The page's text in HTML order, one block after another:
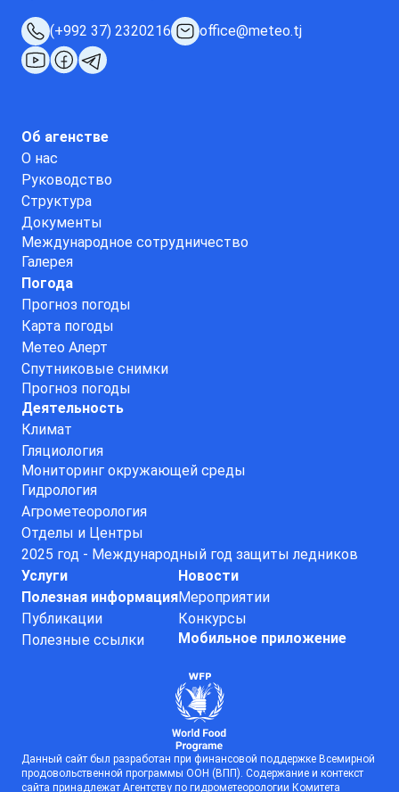
(+992 37) 2320216 office@meteo.tj
Об агенстве
О нас
Руководство
Структура
Документы
Международное сотрудничество
Галерея
Погода
Прогноз погоды
Карта погоды
Метео Алерт
Спутниковые снимки
Прогноз погоды
Деятельность
Климат
Гляциология
Мониторинг окружающей среды
Гидрология
Агрометеорология
Отделы и Центры
2025 год - Международный год защиты ледников
Услуги
Полезная информация
Публикации
Полезные ссылки
Новости
Мероприятии
Конкурсы
Мобильное приложение
Данный сайт был разработан при финансовой поддержке Всемирной
продовольственной программы ООН (ВПП). Содержание и контекст
сайта принадлежат Агентству по гидрометеорологии Комитета